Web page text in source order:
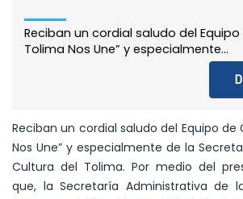
Reciban un cordial saludo del Equipo
Tolima Nos Une” y especialmente...
Reciban un cordial saludo del Equipo de
Nos Une” y especialmente de la
Cultura del Tolima. Por medio del
que, la Secretaría Administrativa de